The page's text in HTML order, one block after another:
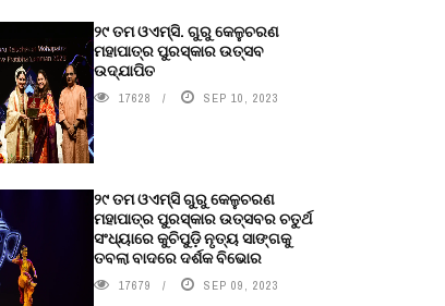
୨୯ ତମ ଓଏମ୍‌ସି. ଗୁରୁ କେଳୁଚରଣ
ମହାପାତ୍ର ପୁରସ୍କାର ଉତ୍ସବ
ଉଦ୍‍ଯାପିତ
17628 SEP 10, 2023
୨୯ ତମ ଓଏମ୍‌ସି ଗୁରୁ କେଳୁଚରଣ
ମହାପାତ୍ର ପୁରସ୍କାର ଉତ୍ସବର ଚତୁର୍ଥ
ସଂଧ୍ୟାରେ କୁଚିପୁଡ଼ି ନୃତ୍ୟ ସାଙ୍ଗକୁ
ତବଲା ବାଦରେ ଦର୍ଶକ ବିଭୋର
17679 SEP 09, 2023